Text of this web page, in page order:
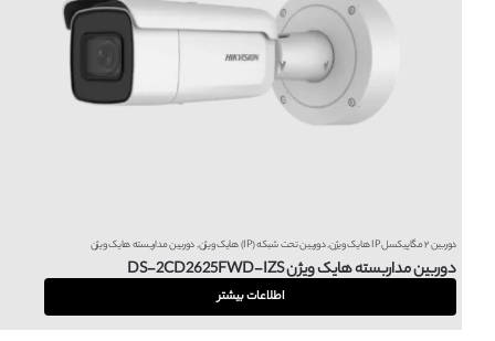
دوربین ۲ مگاپیکسل IP هایک ویژن ,دوربین تحت شبکه (IP) هایک ویژن ,دوربین مداربسته هایک ویژن
دوربین مداربسته هایک ویژن DS-2CD2625FWD-IZS
اطلاعات بیشتر